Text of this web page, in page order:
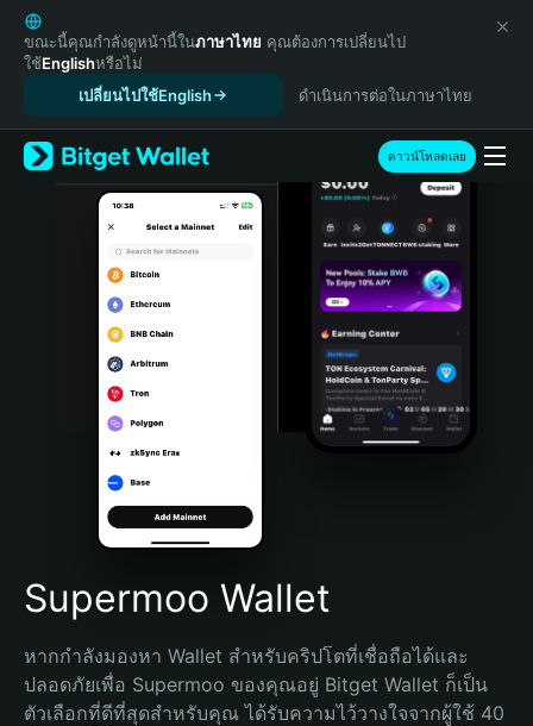
English
日本語
Tiếng Việt
Español (Latinoamérica)
Türkçe
Italiano
Português (Portugal)
Bahasa Indonesia
Português (Brasil)
Español (Argentina)
ขณะนี้คุณกำลังดูหน้านี้ในภาษาไทย คุณต้องการเปลี่ยนไป
ใช้Englishหรือไม่
เปลี่ยนไปใช้English
ดำเนินการต่อในภาษาไทย
ดาวน์โหลดเลย
Supermoo Wallet
หากกำลังมองหา Wallet สำหรับคริปโตที่เชื่อถือได้และ
ปลอดภัยเพื่อ Supermoo ของคุณอยู่ Bitget Wallet ก็เป็น
ตัวเลือกที่ดีที่สุดสำหรับคุณ ได้รับความไว้วางใจจากผู้ใช้ 40